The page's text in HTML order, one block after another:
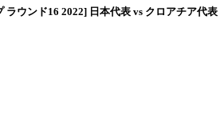
ラウンド16 2022] 日本代表 vs クロアチア代表